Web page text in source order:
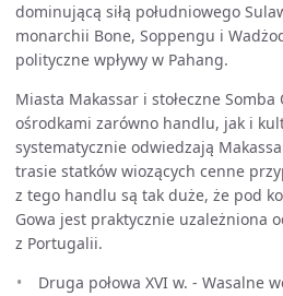
dominującą siłą południowego
monarchii Bone, Soppengu i
polityczne wpływy w Pahang.
Miasta Makassar i stołeczne
ośrodkami zarówno handlu, jak i
systematycznie odwiedzają
trasie statków wiozących cenne
z tego handlu są tak duże, że pod
Gowa jest praktycznie uzależniona
z Portugalii.
Druga połowa XVI w. - Wasalne